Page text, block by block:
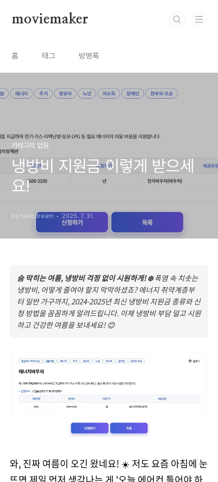
moviemaker
홈 태그 방명록
카테고리 없음
냉방비 지원금 이렇게 받으세
요!
by hellodream 2025. 7. 31.
숨 막히는 여름, 냉방비 걱정 없이 시원하게! ❄️폭염 속 치솟는
냉방비, 어떻게 줄여야 할지 막막하셨죠? 에너지 취약계층부
터 일반 가구까지, 2024-2025년 최신 냉방비 지원금 종류와 신
청 방법을 꼼꼼하게 알려드립니다. 이제 냉방비 부담 덜고 시원
하고 건강한 여름을 보내세요! 😊
와, 진짜 여름이 오긴 왔네요! ☀️ 저도 요즘 아침에 눈